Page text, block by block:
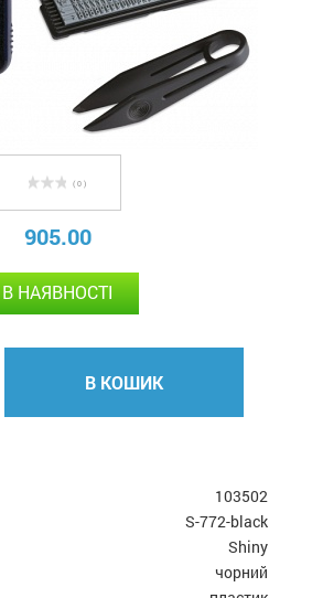
( 0 )
905.00
В НАЯВНОСТІ
В КОШИК
103502
S-772-black
Shiny
чорний